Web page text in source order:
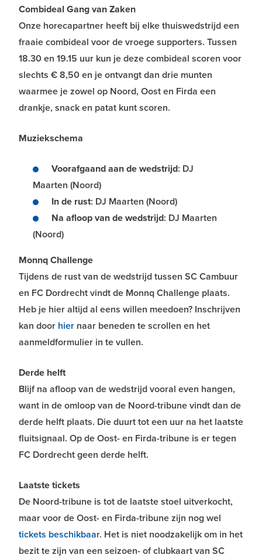
Combideal Gang van Zaken
Onze horecapartner heeft bij elke thuiswedstrijd een
fraaie combideal voor de vroege supporters. Tussen
18.30 en 19.15 uur kun je deze combideal scoren voor
slechts € 8,50 en je ontvangt dan drie munten
waarmee je zowel op Noord, Oost en Firda een
drankje, snack en patat kunt scoren.
Muziekschema
Voorafgaand aan de wedstrijd: DJ
Maarten (Noord)
In de rust: DJ Maarten (Noord)
Na afloop van de wedstrijd: DJ Maarten
(Noord)
Monnq Challenge
Tijdens de rust van de wedstrijd tussen SC Cambuur
en FC Dordrecht vindt de Monnq Challenge plaats.
Heb je hier altijd al eens willen meedoen? Inschrijven
kan door hier naar beneden te scrollen en het
aanmeldformulier in te vullen.
Derde helft
Blijf na afloop van de wedstrijd vooral even hangen,
want in de omloop van de Noord-tribune vindt dan de
derde helft plaats. Die duurt tot een uur na het laatste
fluitsignaal. Op de Oost- en Firda-tribune is er tegen
FC Dordrecht geen derde helft.
Laatste tickets
De Noord-tribune is tot de laatste stoel uitverkocht,
maar voor de Oost- en Firda-tribune zijn nog wel
tickets beschikbaar. Het is niet noodzakelijk om in het
bezit te zijn van een seizoen- of clubkaart van SC